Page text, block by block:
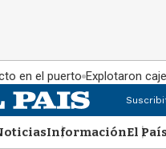
en el puerto Explotaron
InformaciónEl